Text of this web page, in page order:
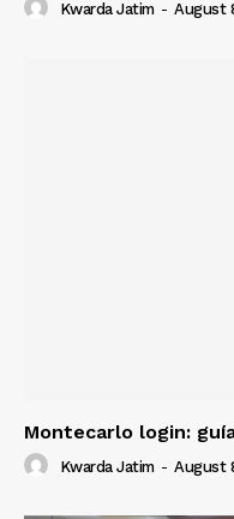
Kwarda Jatim - August
Montecarlo login:
Kwarda Jatim - August